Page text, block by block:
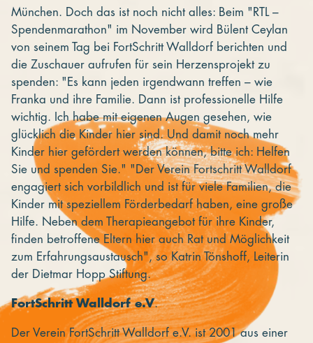
München. Doch das ist noch nicht alles: Beim "RTL –
Spendenmarathon" im November wird Bülent Ceylan
von seinem Tag bei FortSchritt Walldorf berichten und
die Zuschauer aufrufen für sein Herzensprojekt zu
spenden: "Es kann jeden irgendwann treffen – wie
Franka und ihre Familie. Dann ist professionelle Hilfe
wichtig. Ich habe mit eigenen Augen gesehen, wie
glücklich die Kinder hier sind. Und damit noch mehr
Kinder hier gefördert werden können, bitte ich: Helfen
Sie und spenden Sie." "Der Verein Fortschritt Walldorf
engagiert sich vorbildlich und ist für viele Familien, die
Kinder mit speziellem Förderbedarf haben, eine große
Hilfe. Neben dem Therapieangebot für ihre Kinder,
finden betroffene Eltern hier auch Rat und Möglichkeit
zum Erfahrungsaustausch", so Katrin Tönshoff, Leiterin
der Dietmar Hopp Stiftung.
FortSchritt Walldorf e.V.
Der Verein FortSchritt Walldorf e.V. ist 2001 aus einer